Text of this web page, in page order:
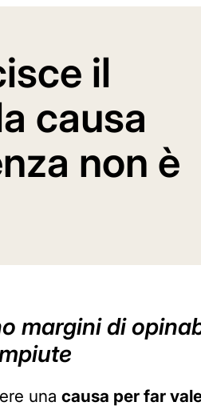
il
causa
non è
margini di
una causa per far